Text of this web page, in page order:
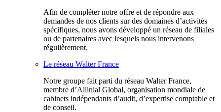
Afin de compléter notre offre et de répondre aux
demandes de nos clients sur des domaines d’activités
spécifiques, nous avons développé un réseau de filiales
ou de partenaires avec lesquels nous intervenons
régulièrement.
Le réseau Walter France
Notr​e groupe fait parti du réseau Walter France,
membre d’Allinial Global, organisation mondiale de
cabinets indépendants d’audit, d’expertise comptable et
de conseil.